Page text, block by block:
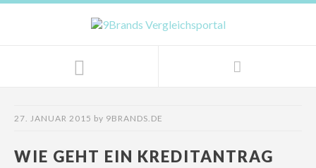
27. JANUAR 2015 by 9BRANDS.DE
WIE GEHT EIN KREDITANTRAG